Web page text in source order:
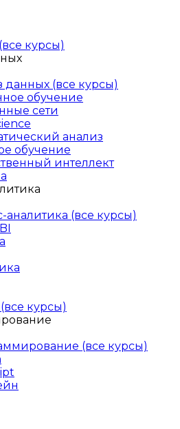
курсы)
данных (все курсы)
обучение
сети
анализ
обучение
интеллект
аналитика (все курсы)
курсы)
(все курсы)